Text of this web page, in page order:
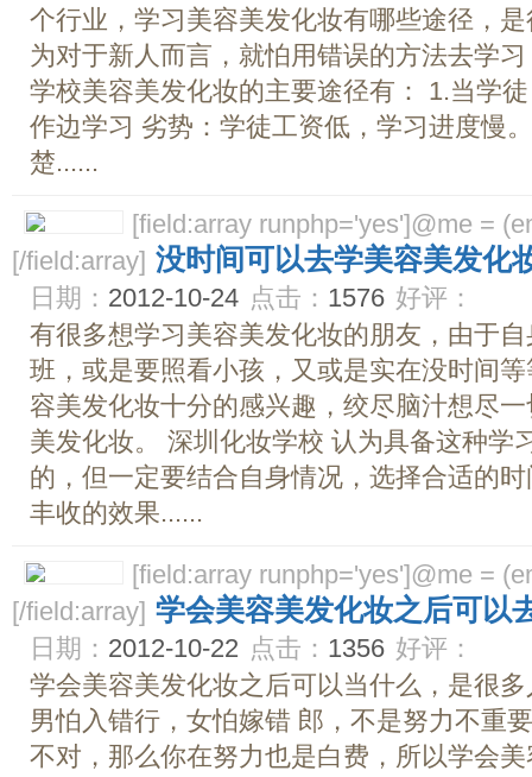
个行业，学习美容美发化妆有哪些途径，
为对于新人而言，就怕用错误的方法去学
学校美容美发化妆的主要途径有： 1.当学
作边学习 劣势：学徒工资低，学习进度慢
楚......
[field:array runphp='yes']@me =
[/field:array] 没时间可以去学美容美发化
日期： 2012-10-24 点击： 1576 好评：
有很多想学习美容美发化妆的朋友，由于
班，或是要照看小孩，又或是实在没时间
容美发化妆十分的感兴趣，绞尽脑汁想尽
美发化妆。 深圳化妆学校 认为具备这种学
的，但一定要结合自身情况，选择合适的
丰收的效果......
[field:array runphp='yes']@me =
[/field:array] 学会美容美发化妆之后可以
日期： 2012-10-22 点击： 1356 好评：
学会美容美发化妆之后可以当什么，是很
男怕入错行，女怕嫁错 郎，不是努力不重
不对，那么你在努力也是白费，所以学会